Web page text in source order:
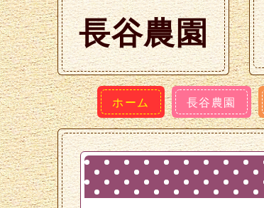
長谷農園
ホーム 長谷農園